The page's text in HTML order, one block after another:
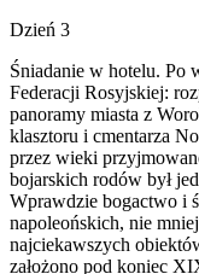
Dzień 3
Śniadanie w hotelu. Po
Federacji Rosyjskiej:
panoramy miasta z
klasztoru i cmentarza
przez wieki
bojarskich rodów był
Wprawdzie bogactwo i
napoleońskich, nie
najciekawszych
założono pod koniec